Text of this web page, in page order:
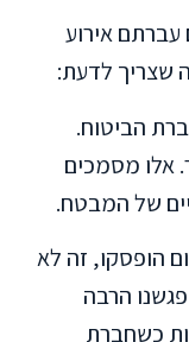
אירוע
שצריך לדעת:
הביטוח.
אלו מסמכים
של המבטח.
הופסקו, זה לא
הרבה
כשחברת